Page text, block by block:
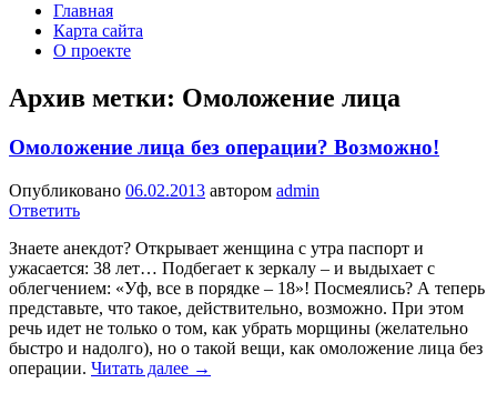
Главная
Карта сайта
О проекте
Архив метки: Омоложение лица
Омоложение лица без операции? Возможно!
Опубликовано 06.02.2013 автором admin
Ответить
Знаете анекдот? Открывает женщина с утра паспорт и
ужасается: 38 лет… Подбегает к зеркалу – и выдыхает с
облегчением: «Уф, все в порядке – 18»! Посмеялись? А теперь
представьте, что такое, действительно, возможно. При этом
речь идет не только о том, как убрать морщины (желательно
быстро и надолго), но о такой вещи, как омоложение лица без
операции. Читать далее →